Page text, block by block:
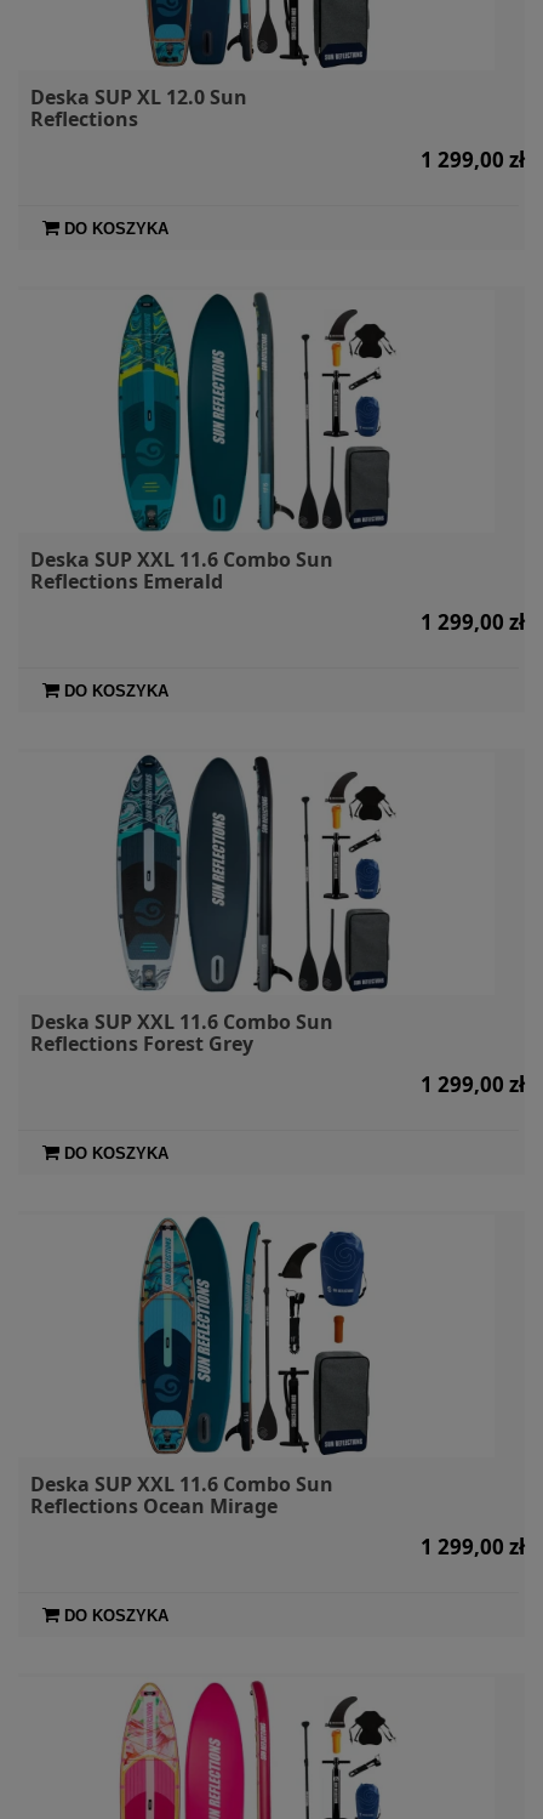
Deska SUP XL 12.0 Sun
Reflections
1 299,00 zł
DO KOSZYKA
Deska SUP XXL 11.6 Combo Sun
Reflections Emerald
1 299,00 zł
DO KOSZYKA
Deska SUP XXL 11.6 Combo Sun
Reflections Forest Grey
1 299,00 zł
DO KOSZYKA
Deska SUP XXL 11.6 Combo Sun
Reflections Ocean Mirage
1 299,00 zł
DO KOSZYKA